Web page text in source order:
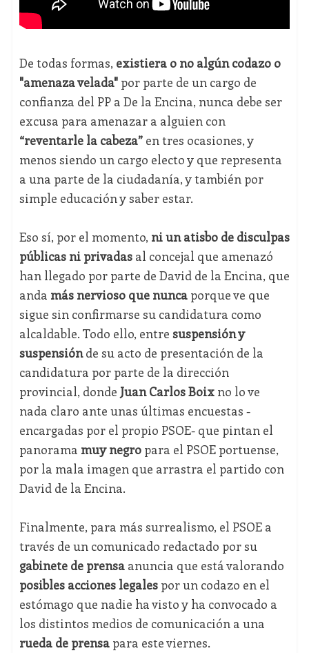
De todas formas, existiera o no algún codazo o
"amenaza velada"por parte de un cargo de
confianza del PP a De la Encina, nunca debe ser
excusa para amenazar a alguien con
“reventarle la cabeza”en tres ocasiones, y
menos siendo un cargo electo y que representa
a una parte de la ciudadanía, y también por
simple educación y saber estar.
Eso sí, por el momento, ni un atisbo de disculpas
públicas ni privadas al concejal que amenazó
han llegado por parte de David de la Encina, que
anda más nervioso que nuncaporque ve que
sigue sin confirmarse su candidatura como
alcaldable. Todo ello, entre suspensión y
suspensiónde su acto de presentación de la
candidatura por parte de la dirección
provincial, donde Juan Carlos Boixno lo ve
nada claro ante unas últimas encuestas -
encargadas por el propio PSOE- que pintan el
panorama muy negropara el PSOE portuense,
por la mala imagen que arrastra el partido con
David de la Encina.
Finalmente, para más surrealismo, el PSOE a
través de un comunicado redactado por su
gabinete de prensaanuncia que está valorando
posibles acciones legales por un codazo en el
estómago que nadie ha visto y ha convocado a
los distintos medios de comunicación a una
rueda de prensapara este viernes.